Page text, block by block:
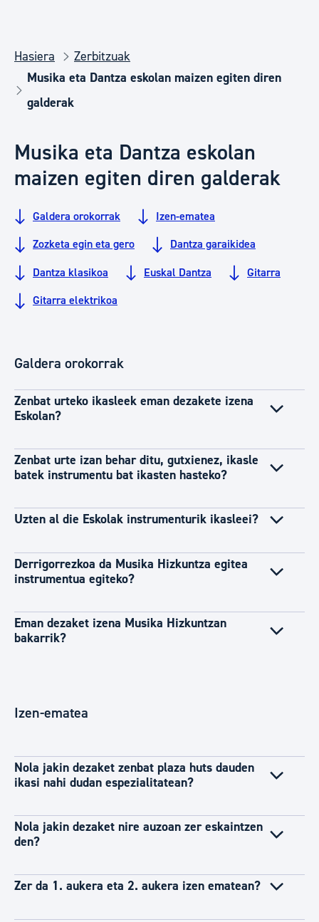
Hasiera
Zerbitzuak
Musika eta Dantza eskolan maizen egiten diren
galderak
Musika eta Dantza eskolan
maizen egiten diren galderak
Galdera orokorrak
Izen-ematea
Zozketa egin eta gero
Dantza garaikidea
Dantza klasikoa
Euskal Dantza
Gitarra
Gitarra elektrikoa
Galdera orokorrak
Zenbat urteko ikasleek eman dezakete izena
Eskolan?
Zenbat urte izan behar ditu, gutxienez, ikasle
batek instrumentu bat ikasten hasteko?
Uzten al die Eskolak instrumenturik ikasleei?
Derrigorrezkoa da Musika Hizkuntza egitea
instrumentua egiteko?
Eman dezaket izena Musika Hizkuntzan
bakarrik?
Izen-ematea
Nola jakin dezaket zenbat plaza huts dauden
ikasi nahi dudan espezialitatean?
Nola jakin dezaket nire auzoan zer eskaintzen
den?
Zer da 1. aukera eta 2. aukera izen ematean?